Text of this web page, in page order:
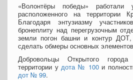
«Волонтёры победы» работали
расположенного на территории
Благодаря энтузиазму
бронеплиту над перегрузочным
земли погон башни и контур ДОТ,
сделать обмеры основных
Добровольцы Открытого
территории у дота № 100и
дот № 99.